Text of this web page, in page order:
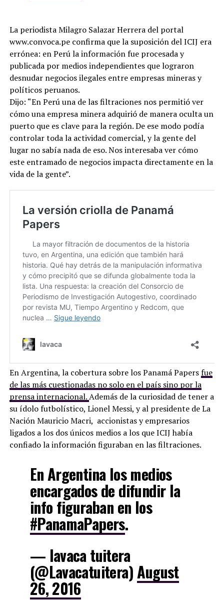
La periodista Milagro Salazar Herrera del portal
www.convoca.pe confirma que la suposición del ICIJ era
errónea: en Perú la información fue procesada y
publicada por medios independientes que lograron
desnudar negocios ilegales entre empresas mineras y
políticos peruanos.
Dijo: “En Perú una de las filtraciones nos permitió ver
cómo una empresa minera adquirió de manera oculta un
puerto que es clave para la región. De ese modo podía
controlar toda la actividad comercial, y la gente del
lugar no sabía nada de eso. Nos interesaba ver cómo
este entramado de negocios impacta directamente en la
vida de la gente”.
En Argentina, la cobertura sobre los Panamá Papersfue
de las más cuestionadas no solo en el país sino por la
prensa internacional.Además de la curiosidad de tener a
su ídolo futbolístico, Lionel Messi, y al presidente de La
Nación Mauricio Macri, accionistas y empresarios
ligados a los dos únicos medios a los que ICIJ había
confiado la información figuraban en las filtraciones.
En Argentina los medios
encargados de difundir la
info figuraban en los
#PanamaPapers.
— lavaca tuitera
(@Lavacatuitera)August
26, 2016